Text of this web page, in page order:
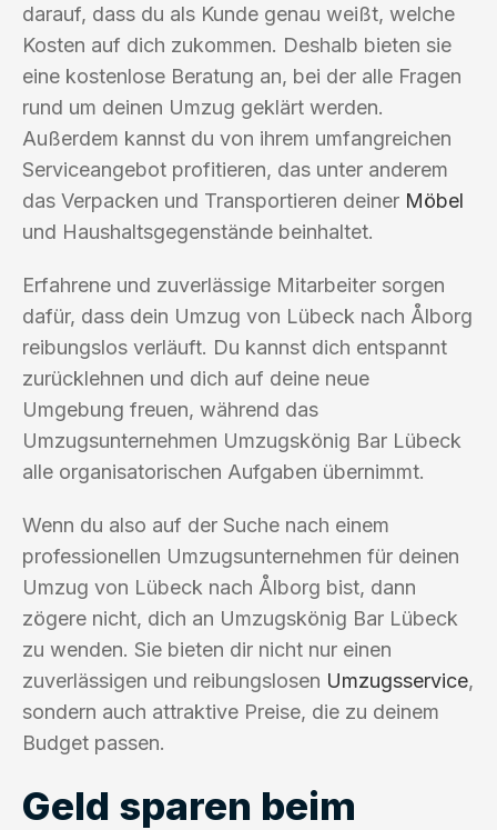
darauf, dass du als Kunde genau weißt, welche
Kosten auf dich zukommen. Deshalb bieten sie
eine kostenlose Beratung an, bei der alle Fragen
rund um deinen Umzug geklärt werden.
Außerdem kannst du von ihrem umfangreichen
Serviceangebot profitieren, das unter anderem
das Verpacken und Transportieren deiner Möbel
und Haushaltsgegenstände beinhaltet.
Erfahrene und zuverlässige Mitarbeiter sorgen
dafür, dass dein Umzug von Lübeck nach Ålborg
reibungslos verläuft. Du kannst dich entspannt
zurücklehnen und dich auf deine neue
Umgebung freuen, während das
Umzugsunternehmen Umzugskönig Bar Lübeck
alle organisatorischen Aufgaben übernimmt.
Wenn du also auf der Suche nach einem
professionellen Umzugsunternehmen für deinen
Umzug von Lübeck nach Ålborg bist, dann
zögere nicht, dich an Umzugskönig Bar Lübeck
zu wenden. Sie bieten dir nicht nur einen
zuverlässigen und reibungslosen Umzugsservice,
sondern auch attraktive Preise, die zu deinem
Budget passen.
Geld sparen beim